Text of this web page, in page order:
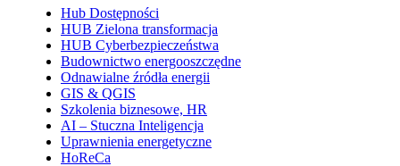
Hub Dostępności
HUB Zielona transformacja
HUB Cyberbezpieczeństwa
Budownictwo energooszczędne
Odnawialne źródła energii
GIS & QGIS
Szkolenia biznesowe, HR
AI – Stuczna Inteligencja
Uprawnienia energetyczne
HoReCa